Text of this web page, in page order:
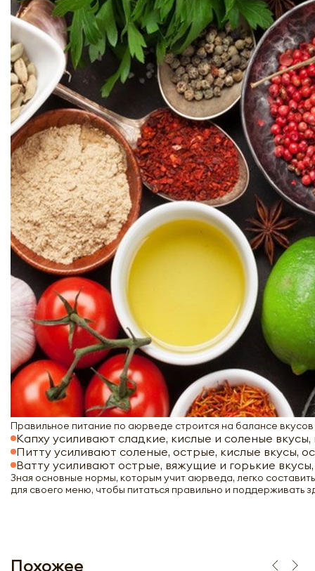
Правильное питание по аюрведе строится на балансе
Капху усиливают сладкие, кислые и соленые
Питту усиливают соленые, острые, кислые вкусы,
Ватту усиливают острые, вяжущие и горькие
Зная основные нормы, которым учит аюрведа, легко
для своего меню, чтобы питаться правильно и
Похожее